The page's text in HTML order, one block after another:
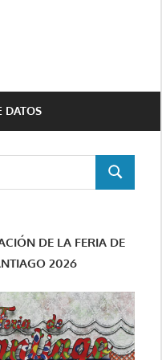
DATOS
BUSCAR
DE LA FERIA DE
2026